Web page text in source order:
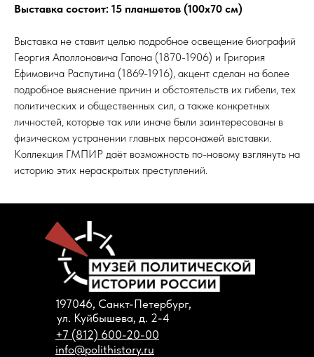
Выставка состоит: 15 планшетов (100х70 см)
Выставка не ставит целью подробное освещение биографий
Георгия Аполлоновича Гапона (1870-1906) и Григория
Ефимовича Распутина (1869-1916), акцент сделан на более
подробное выяснение причин и обстоятельств их гибели, тех
политических и общественных сил, а также конкретных
личностей, которые так или иначе были заинтересованы в
физическом устранении главных персонажей выставки.
Коллекция ГМПИР даёт возможность по-новому взглянуть на
историю этих нераскрытых преступлений.
+7 (812) 600-20-00
ул. Куйбышева, д. 2-4
197046, Санкт-Петербург,
info@polithistory.ru